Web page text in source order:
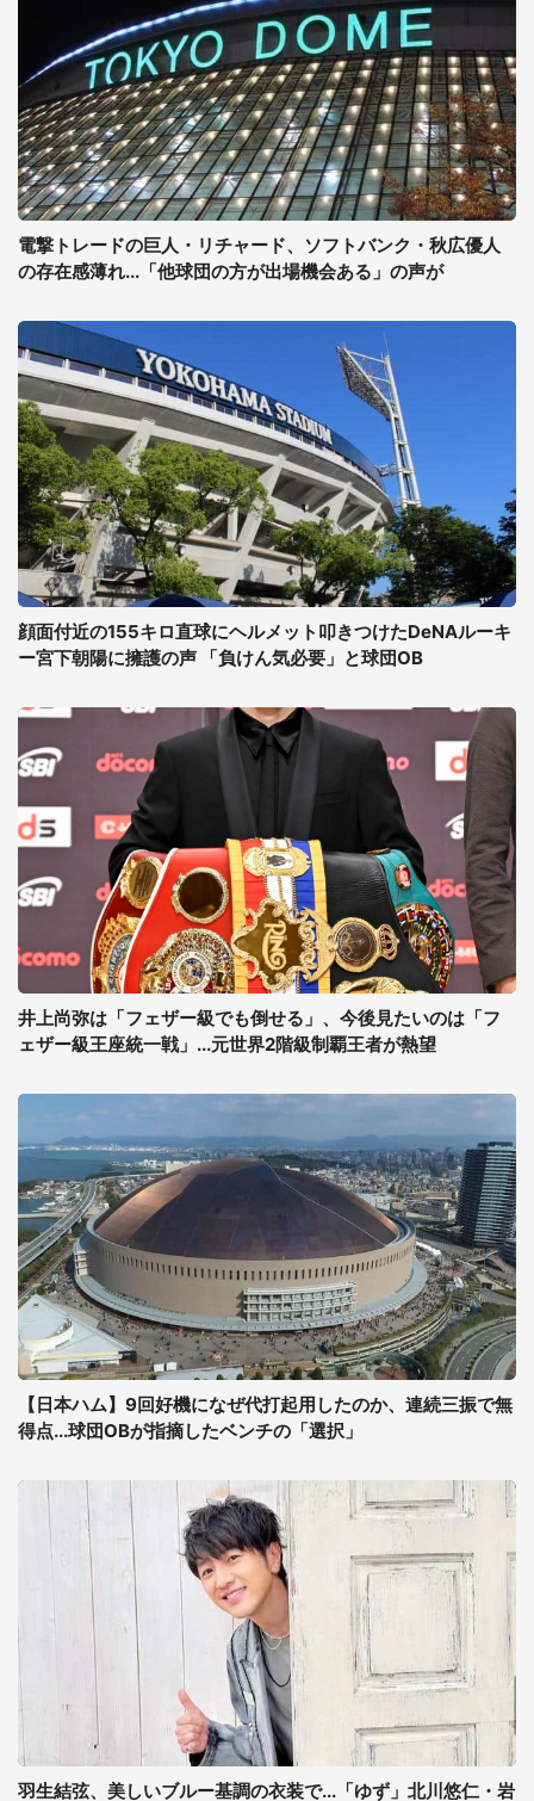
電撃トレードの巨人・リチャード、ソフトバンク・秋広優人
の存在感薄れ...「他球団の方が出場機会ある」の声が
顔面付近の155キロ直球にヘルメット叩きつけたDeNAルーキ
ー宮下朝陽に擁護の声 「負けん気必要」と球団OB
井上尚弥は「フェザー級でも倒せる」、今後見たいのは「フ
ェザー級王座統一戦」...元世界2階級制覇王者が熱望
【日本ハム】9回好機になぜ代打起用したのか、連続三振で無
得点...球団OBが指摘したベンチの「選択」
羽生結弦、美しいブルー基調の衣装で...「ゆず」北川悠仁・岩